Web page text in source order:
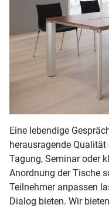
Eine lebendige
herausragende
Tagung, Seminar oder
Anordnung der Tische
Teilnehmer anpassen
Dialog bieten. Wir